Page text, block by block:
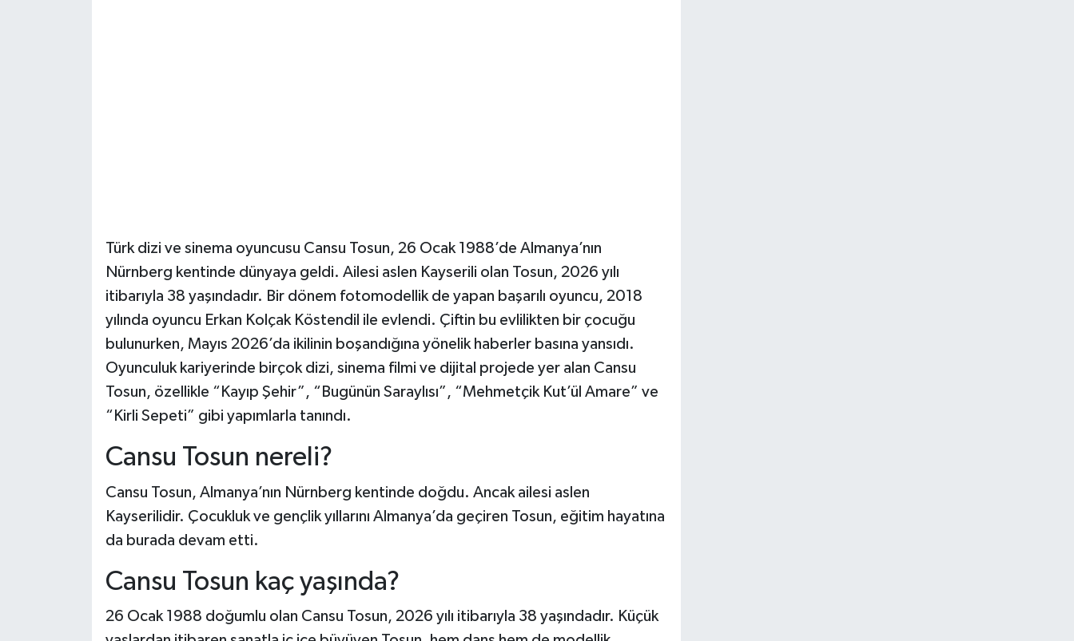
Türk dizi ve sinema oyuncusu Cansu Tosun, 26 Ocak 1988’de Almanya’nın
Nürnberg kentinde dünyaya geldi. Ailesi aslen Kayserili olan Tosun, 2026 yılı
itibarıyla 38 yaşındadır. Bir dönem fotomodellik de yapan başarılı oyuncu, 2018
yılında oyuncu Erkan Kolçak Köstendil ile evlendi. Çiftin bu evlilikten bir çocuğu
bulunurken, Mayıs 2026’da ikilinin boşandığına yönelik haberler basına yansıdı.
Oyunculuk kariyerinde birçok dizi, sinema filmi ve dijital projede yer alan Cansu
Tosun, özellikle “Kayıp Şehir”, “Bugünün Saraylısı”, “Mehmetçik Kut’ül Amare” ve
“Kirli Sepeti” gibi yapımlarla tanındı.
Cansu Tosun nereli?
Cansu Tosun, Almanya’nın Nürnberg kentinde doğdu. Ancak ailesi aslen
Kayserilidir. Çocukluk ve gençlik yıllarını Almanya’da geçiren Tosun, eğitim hayatına
da burada devam etti.
Cansu Tosun kaç yaşında?
26 Ocak 1988 doğumlu olan Cansu Tosun, 2026 yılı itibarıyla 38 yaşındadır. Küçük
Küre Haberleri
Merkez Haberleri
Şenpazar Haberleri
Tosya Haberleri